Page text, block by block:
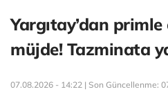
Yargıtay’dan
müjde! Tazminata
07.08.2026 - 14:22 | Son Güncellenme: